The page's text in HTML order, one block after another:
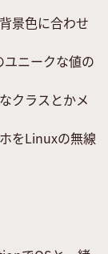
景色に合わせ
ニークな値の
クラスとかメ
をLinuxの無線